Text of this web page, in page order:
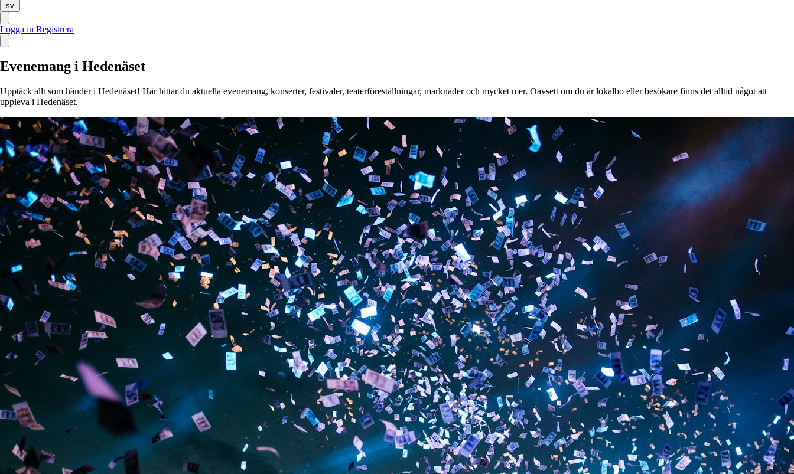
sv
Logga in Registrera
Evenemang i Hedenäset
Upptäck allt som händer i Hedenäset! Här hittar du aktuella evenemang, konserter, festivaler, teaterföreställningar, marknader och mycket mer. Oavsett om du är lokalbo eller besökare finns det alltid något att
uppleva i Hedenäset.